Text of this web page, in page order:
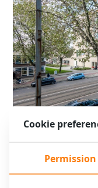
XO Hotels
Cookie
Permission